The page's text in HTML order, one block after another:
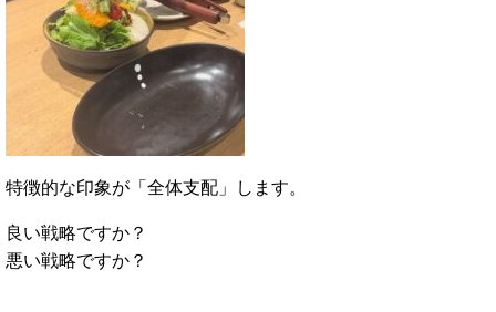
特徴的な印象が「全体支配」します。
良い戦略ですか？
悪い戦略ですか？